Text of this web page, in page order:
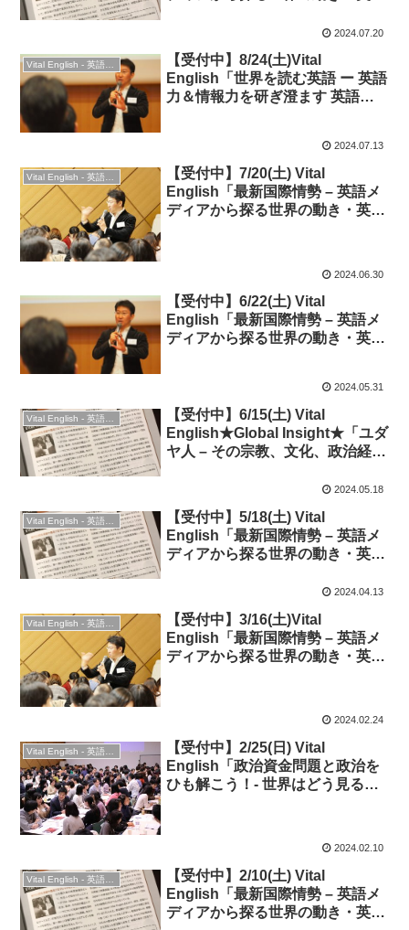
2024.07.20
Vital English - 英語勉強会
【受付中】8/24(土)Vital
English「世界を読む英語 ー 英語
力＆情報力を研ぎ澄ます 英語メ
2024.07.13
Vital English - 英語勉強会
【受付中】7/20(土) Vital
English「最新国際情勢 – 英語メ
ディアから探る世界の動き・英語
2024.06.30
【受付中】6/22(土) Vital
English「最新国際情勢 – 英語メ
ディアから探る世界の動き・英語
2024.05.31
Vital English - 英語勉強会
【受付中】6/15(土) Vital
English★Global Insight★「ユダ
ヤ人 – その宗教、文化、政治経済
2024.05.18
Vital English - 英語勉強会
【受付中】5/18(土) Vital
English「最新国際情勢 – 英語メ
ディアから探る世界の動き・英語
2024.04.13
Vital English - 英語勉強会
【受付中】3/16(土)Vital
English「最新国際情勢 – 英語メ
ディアから探る世界の動き・英語
2024.02.24
Vital English - 英語勉強会
【受付中】2/25(日) Vital
English「政治資金問題と政治を
ひも解こう！- 世界はどう見る？
2024.02.10
Vital English - 英語勉強会
【受付中】2/10(土) Vital
English「最新国際情勢 – 英語メ
ディアから探る世界の動き・英語